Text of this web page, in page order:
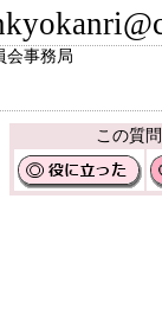
会事務局
この質